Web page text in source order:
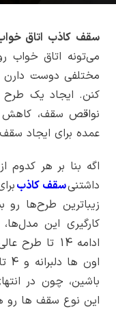
سقف کاذب اتاق
می‌تونه اتاق خواب
مختلفی دوست دارن
کنن. ایجاد یک طرح
نواقص سقف،
عمده برای ایجاد
اگه بنا بر هر کدوم
داشتنیسقف کاذب
زیباترین طرح‌ها رو
کارگیری این
باشین، چون در
این نوع سقف ها رو